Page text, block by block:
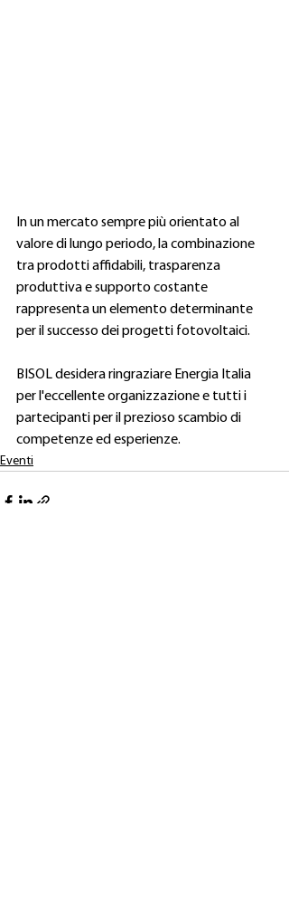
In un mercato sempre più orientato al
valore di lungo periodo, la combinazione
tra prodotti affidabili, trasparenza
produttiva e supporto costante
rappresenta un elemento determinante
per il successo dei progetti fotovoltaici.
BISOL desidera ringraziare Energia Italia
per l'eccellente organizzazione e tutti i
partecipanti per il prezioso scambio di
competenze ed esperienze.
Eventi